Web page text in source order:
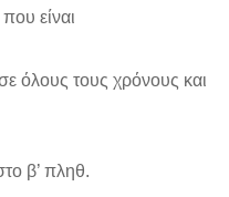
είναι
όλους τους χρόνους και
β’ πληθ.